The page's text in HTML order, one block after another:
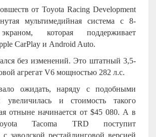
от Toyota Racing Development
мультимедийная система с 8-
которая поддерживает
CarPlay и Android Auto.
без изменений. Это штатный 3,5-
агрегат V6 мощностью 282 л.с.
ожидать, наряду с подобными
увеличилась и стоимость такого
отныне начинается от $45 080. А в
Tacoma TRD поступит
заводской рестайлинговой версией